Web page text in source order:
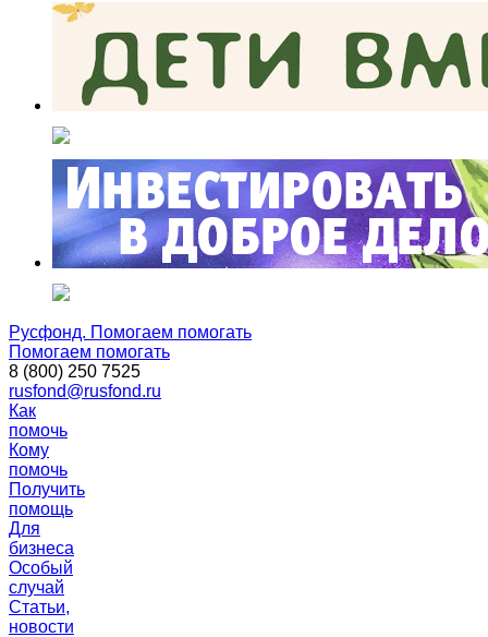
Русфонд. Помогаем помогать
Помогаем помогать
8 (800) 250 7525
rusfond@rusfond.ru
Как
помочь
Кому
помочь
Получить
помощь
Для
бизнеса
Особый
случай
Статьи,
новости